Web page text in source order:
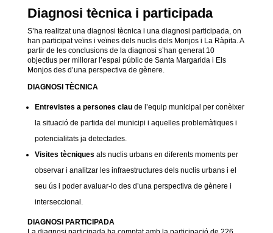
Diagnosi tècnica i participada
S’ha realitzat una diagnosi tècnica i una diagnosi participada, on
han participat veïns i veïnes dels nuclis dels Monjos i La Ràpita. A
partir de les conclusions de la diagnosi s’han generat 10
objectius per millorar l’espai públic de Santa Margarida i Els
Monjos des d’una perspectiva de gènere.
DIAGNOSI TÈCNICA
Entrevistes a persones claude l’equip municipal per conèixer
la situació de partida del municipi i aquelles problemàtiques i
potencialitats ja detectades.
Visites tècniques als nuclis urbans en diferents moments per
observar i analitzar les infraestructures dels nuclis urbans i el
seu ús i poder avaluar-lo des d’una perspectiva de gènere i
interseccional.
DIAGNOSI PARTICIPADA